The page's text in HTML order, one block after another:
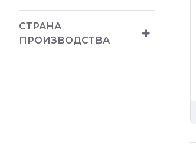
Golf V (2003-2008)
Golf VI (2008-...)
СТРАНА
ПРОИЗВОДСТВА